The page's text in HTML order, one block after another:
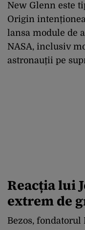
New Glenn este
Origin
lansa module de
NASA, inclusiv
astronauții pe
Reacția lui
extrem de
Bezos, fondatorul